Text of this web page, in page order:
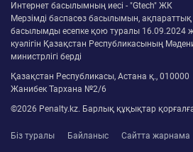
Интернет басылымның иесі - "Gtech" ЖК
Мерзімді баспасөз басылымын, ақпараттық
басылымды есепке қою туралы 16.09.2024
куәлігін Қазақстан Республикасының
министрлігі берді
Қазақстан Республикасы, Астана қ., 010000
Жанибек Тархана №2/6
©2026 Penalty.kz. Барлық құқықтар
Біз туралы Байланыс Сайтта жарнама